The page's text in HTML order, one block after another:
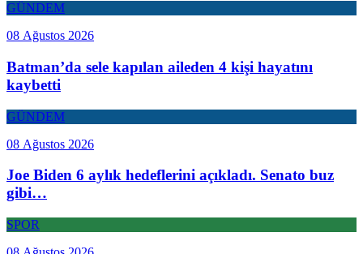
GÜNDEM
08 Ağustos 2026
Batman’da sele kapılan aileden 4 kişi hayatını
kaybetti
GÜNDEM
08 Ağustos 2026
Joe Biden 6 aylık hedeflerini açıkladı. Senato buz
gibi…
SPOR